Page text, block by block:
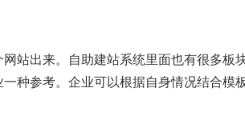
站出来。自助建站系统里面也有很多板
种参考。企业可以根据自身情况结合模